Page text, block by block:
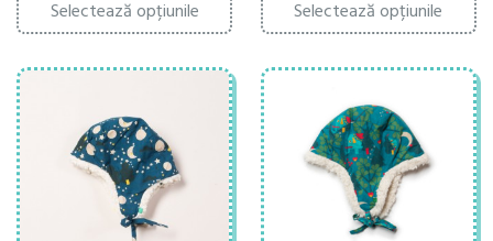
Selectează opțiunile
produs
are
multe
variații.
Opțiunile
pot
fi
alese
în
pagina
produsului.
Selectează opțiunile
fi
în